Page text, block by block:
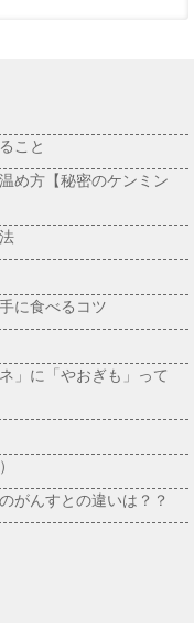
こと
め方【秘密のケンミン
に食べるコツ
」に「やおぎも」って
がんすとの違いは？？